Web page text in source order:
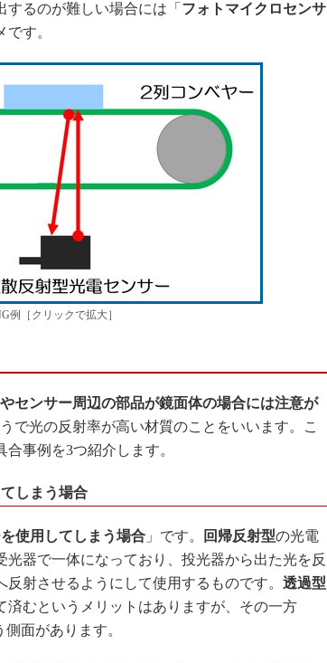
るのが難しい場合には「 フォトマイクロセンサ
す。
［クリックで拡大］
センサー周辺の部品が鏡面体の場合には注意が
で光の反射率が高い材質のことをいいます。こ
事例を3つ紹介します。
しまう場合
使用してしまう場合 」です。 回帰反射型の光電
器で一体になっており、投光器から出た光を反
射させるようにして使用するものです。 透過型
むというメリットはありますが、その一方
側面があります。